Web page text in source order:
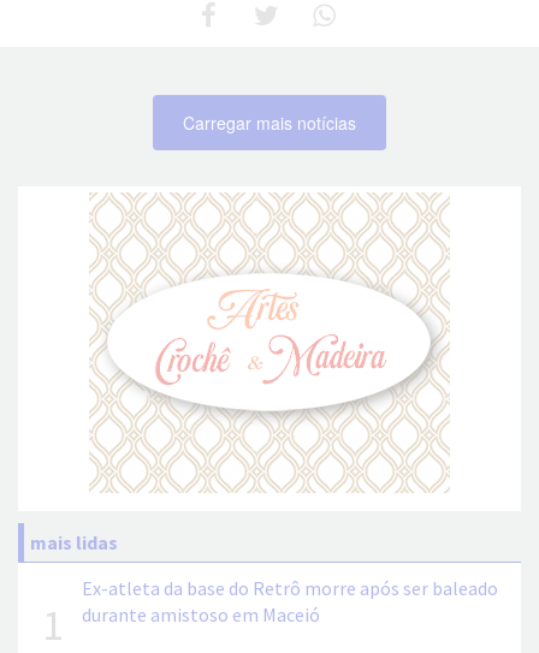
Carregar mais notícias
mais lidas
1
Ex-atleta da base do Retrô morre após ser baleado
durante amistoso em Maceió